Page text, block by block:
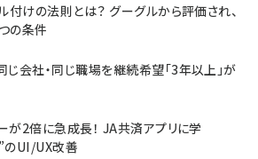
付けの法則とは？ グーグルから評価され、
の条件
じ会社・同じ職場を継続希望「3年以上」が
が2倍に急成長！ JA共済アプリに学
のUI/UX改善